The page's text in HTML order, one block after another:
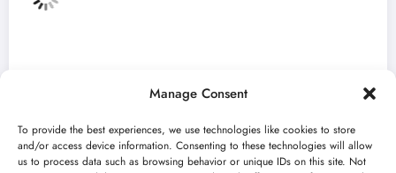
Manage Consent
To provide the best experiences, we use technologies like cookies to store
and/or access device information. Consenting to these technologies will allow
us to process data such as browsing behavior or unique IDs on this site. Not